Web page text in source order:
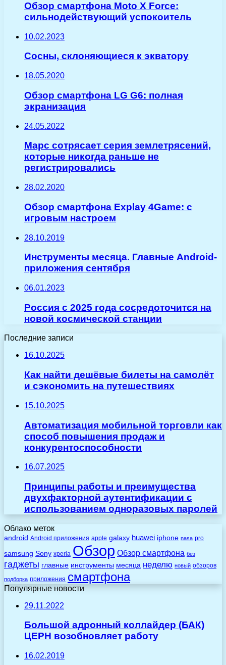
Обзор смартфона Moto X Force:
сильнодействующий успокоитель
10.02.2023
Сосны, склоняющиеся к экватору
18.05.2020
Обзор смартфона LG G6: полная
экранизация
24.05.2022
Марс сотрясает серия землетрясений,
которые никогда раньше не
регистрировались
28.02.2020
Обзор смартфона Explay 4Game: c
игровым настроем
28.10.2019
Инструменты месяца. Главные Android-
приложения сентября
06.01.2023
Россия с 2025 года сосредоточится на
новой космической станции
Последние записи
16.10.2025
Как найти дешёвые билеты на самолёт
и сэкономить на путешествиях
15.10.2025
Автоматизация мобильной торговли как
способ повышения продаж и
конкурентоспособности
16.07.2025
Принципы работы и преимущества
двухфакторной аутентификации с
использованием одноразовых паролей
Облако меток
android Android приложения apple galaxy huawei iphone nasa pro
samsung Sony xperia Обзор Обзор смартфона без
гаджеты главные инструменты месяца неделю новый обзоров
подборка приложения смартфона
Популярные новости
29.11.2022
Большой адронный коллайдер (БАК)
ЦЕРН возобновляет работу
16.02.2019